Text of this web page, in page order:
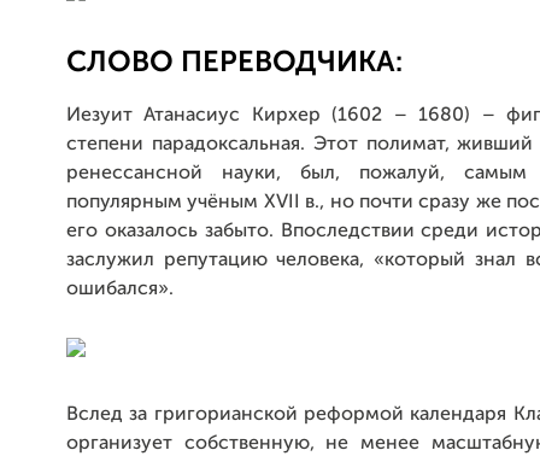
СЛОВО ПЕРЕВОДЧИКА:
Иезуит Атанасиус Кирхер (1602 – 1680) –
степени парадоксальная. Этот полимат, живший
ренессансной науки, был, пожалуй,
популярным учёным XVII в., но почти сразу же
его оказалось забыто. Впоследствии среди
заслужил репутацию человека, «который знал
ошибался».
Вслед за григорианской реформой календаря
организует собственную, не менее